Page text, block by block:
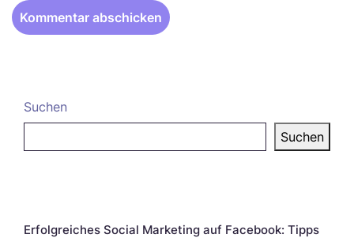
Suchen
Suchen
Erfolgreiches Social Marketing auf Facebook: Tipps